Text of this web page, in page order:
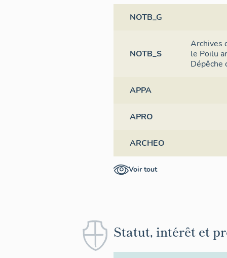
NOTB_G
NOTB_S
Archives
le Poilu
Dépêche
APPA
APRO
ARCHEO
Voir tout
Statut, intérêt et